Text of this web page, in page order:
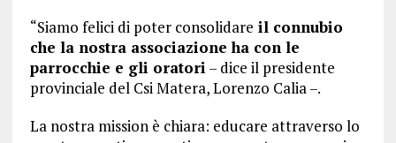
“Siamo felici di poter consolidare il connubio
che la nostra associazione ha con le
parrocchie e gli oratori – dice il presidente
provinciale del Csi Matera, Lorenzo Calia –.
La nostra mission è chiara: educare attraverso lo